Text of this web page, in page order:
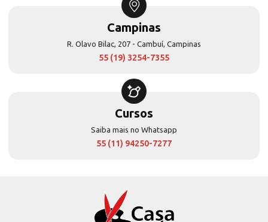
Campinas
R. Olavo Bilac, 207 - Cambuí, Campinas
55 (19) 3254-7355
Cursos
Saiba mais no Whatsapp
55 (11) 94250-7277